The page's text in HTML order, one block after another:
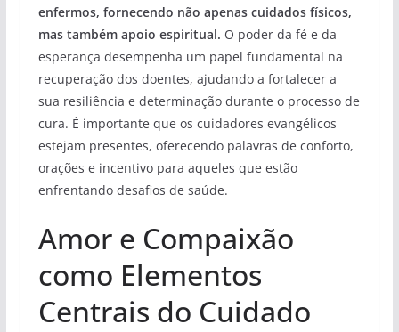
enfermos, fornecendo não apenas cuidados físicos,
mas também apoio espiritual. O poder da fé e da
esperança desempenha um papel fundamental na
recuperação dos doentes, ajudando a fortalecer a
sua resiliência e determinação durante o processo de
cura. É importante que os cuidadores evangélicos
estejam presentes, oferecendo palavras de conforto,
orações e incentivo para aqueles que estão
enfrentando desafios de saúde.
Amor e Compaixão
como Elementos
Centrais do Cuidado